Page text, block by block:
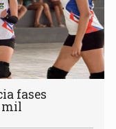
fases
mil